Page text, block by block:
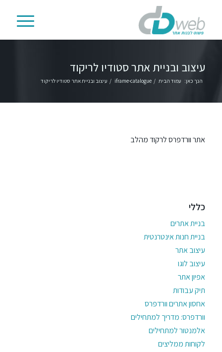
עיצוב ובניית אתר סטודיו לריקוד
הנך כאן: עמוד הבית /
iframe-catalogue
/ עיצוב ובניית אתר סטודיו לריקוד
אתר וורדפרס לרקוד מהלב
כללי
בניית אתרים
בניית חנות אינטרנטית
עיצוב אתר
עיצוב לוגו
אפיון אתר
תיק עבודות
אחסון אתרים וורדפרס
וורדפרס: מדריך למתחילים
אלמנטור למתחילים
לקוחות ממליצים